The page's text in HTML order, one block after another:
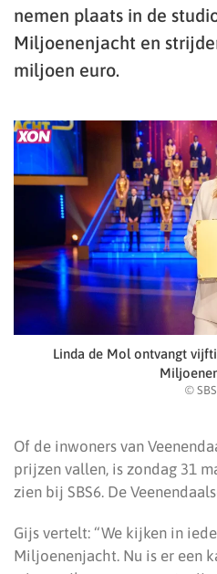
nemen plaats in de
Miljoenenjacht en
miljoen euro.
Linda de Mol ontvangt
©
Of de inwoners van
prijzen vallen, is zondag 31
zien bij SBS6. De
Gijs vertelt: “We kijken in
Miljoenenjacht. Nu is er een